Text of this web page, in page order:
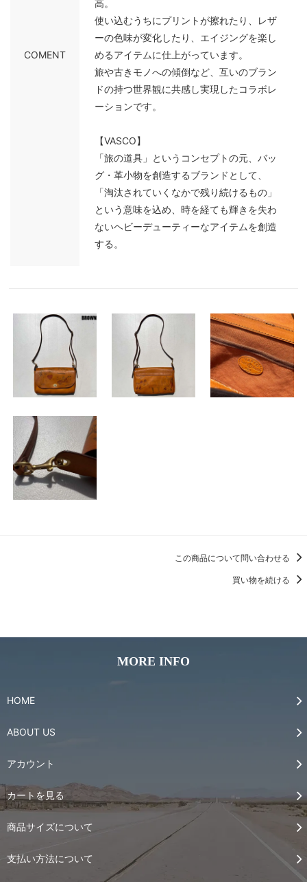
COMENT
高。
使い込むうちにプリントが擦れたり、レザ
ーの色味が変化したり、エイジングを楽し
めるアイテムに仕上がっています。
旅や古きモノへの傾倒など、互いのブラン
ドの持つ世界観に共感し実現したコラボレ
ーションです。
【VASCO】
「旅の道具」というコンセプトの元、バッ
グ・革小物を創造するブランドとして、
「淘汰されていくなかで残り続けるもの」
という意味を込め、時を経ても輝きを失わ
ないヘビーデューティーなアイテムを創造
する。
この商品について問い合わせる
買い物を続ける
MORE INFO
HOME
ABOUT US
アカウント
カートを見る
商品サイズについて
支払い方法について